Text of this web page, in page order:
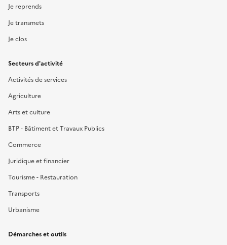
Je reprends
Je transmets
Je clos
Secteurs d'activité
Activités de services
Agriculture
Arts et culture
BTP - Bâtiment et Travaux Publics
Commerce
Juridique et financier
Tourisme - Restauration
Transports
Urbanisme
Démarches et outils